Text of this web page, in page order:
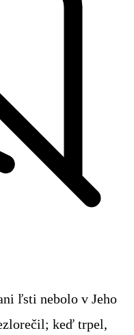
ľsti nebolo v Jeho
keď trpel,